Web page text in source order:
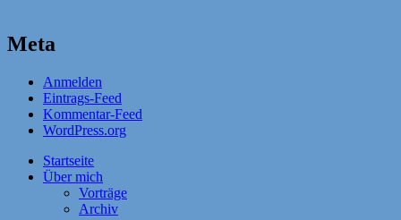
Meta
Anmelden
Eintrags-Feed
Kommentar-Feed
WordPress.org
Startseite
Über mich
Vorträge
Archiv